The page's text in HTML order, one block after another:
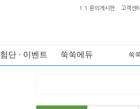
1:1 문의게시판 고객센터
단 · 이벤트 쑥쑥에듀 쑥